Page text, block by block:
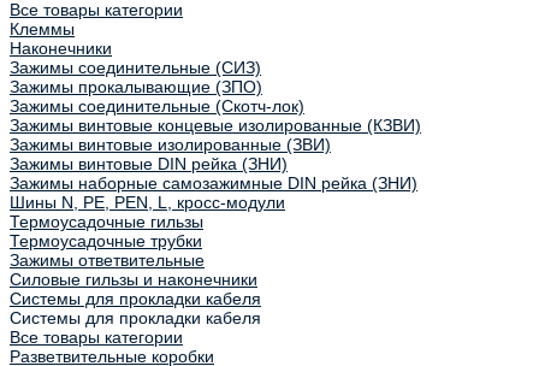
Все товары категории
Клеммы
Наконечники
Зажимы соединительные (СИЗ)
Зажимы прокалывающие (ЗПО)
Зажимы соединительные (Скотч-лок)
Зажимы винтовые концевые изолированные (КЗВИ)
Зажимы винтовые изолированные (ЗВИ)
Зажимы винтовые DIN рейка (ЗНИ)
Зажимы наборные самозажимные DIN рейка (ЗНИ)
Шины N, PE, PEN, L, кросс-модули
Термоусадочные гильзы
Термоусадочные трубки
Зажимы ответвительные
Силовые гильзы и наконечники
Системы для прокладки кабеля
Системы для прокладки кабеля
Все товары категории
Разветвительные коробки